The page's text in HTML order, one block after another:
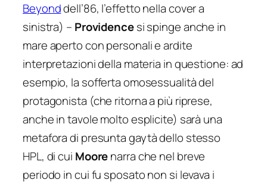
Beyonddell’86, l’effetto nella cover a
sinistra) – Providencesi spinge anche in
mare aperto con personali e ardite
interpretazioni della materia in questione: ad
esempio, la sofferta omosessualità del
protagonista (che ritorna a più riprese,
anche in tavole molto esplicite) sarà una
metafora di presuntagaytàdello stesso
HPL, di cui Moorenarra che nel breve
periodo in cui fu sposato non si levava i